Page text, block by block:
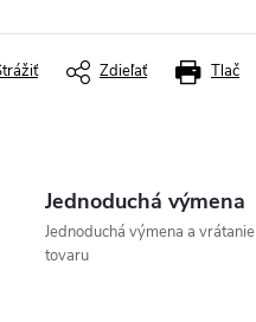
Tlač
Zdieľať
Jednoduchá výmena
Jednoduchá výmena a vrátanie
tovaru